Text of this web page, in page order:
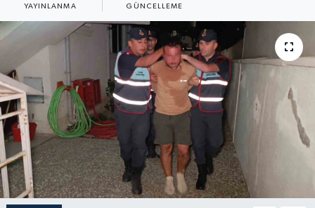
YAYINLANMA GÜNCELLEME